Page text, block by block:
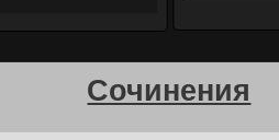
Сочинения